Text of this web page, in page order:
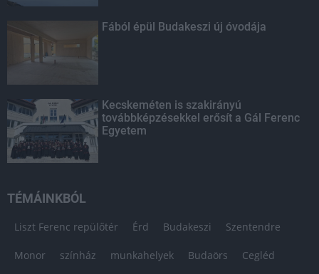
Fából épül Budakeszi új óvodája
Kecskeméten is szakirányú
továbbképzésekkel erősít a Gál Ferenc
Egyetem
TÉMÁINKBÓL
Liszt Ferenc repülőtér Érd Budakeszi Szentendre
Monor színház munkahelyek Budaörs Cegléd